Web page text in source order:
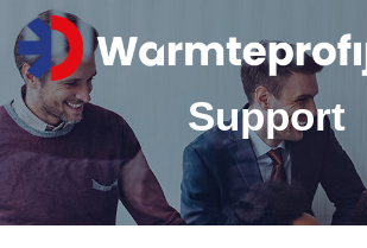
Support